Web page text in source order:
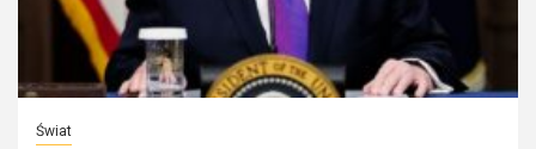
Świat